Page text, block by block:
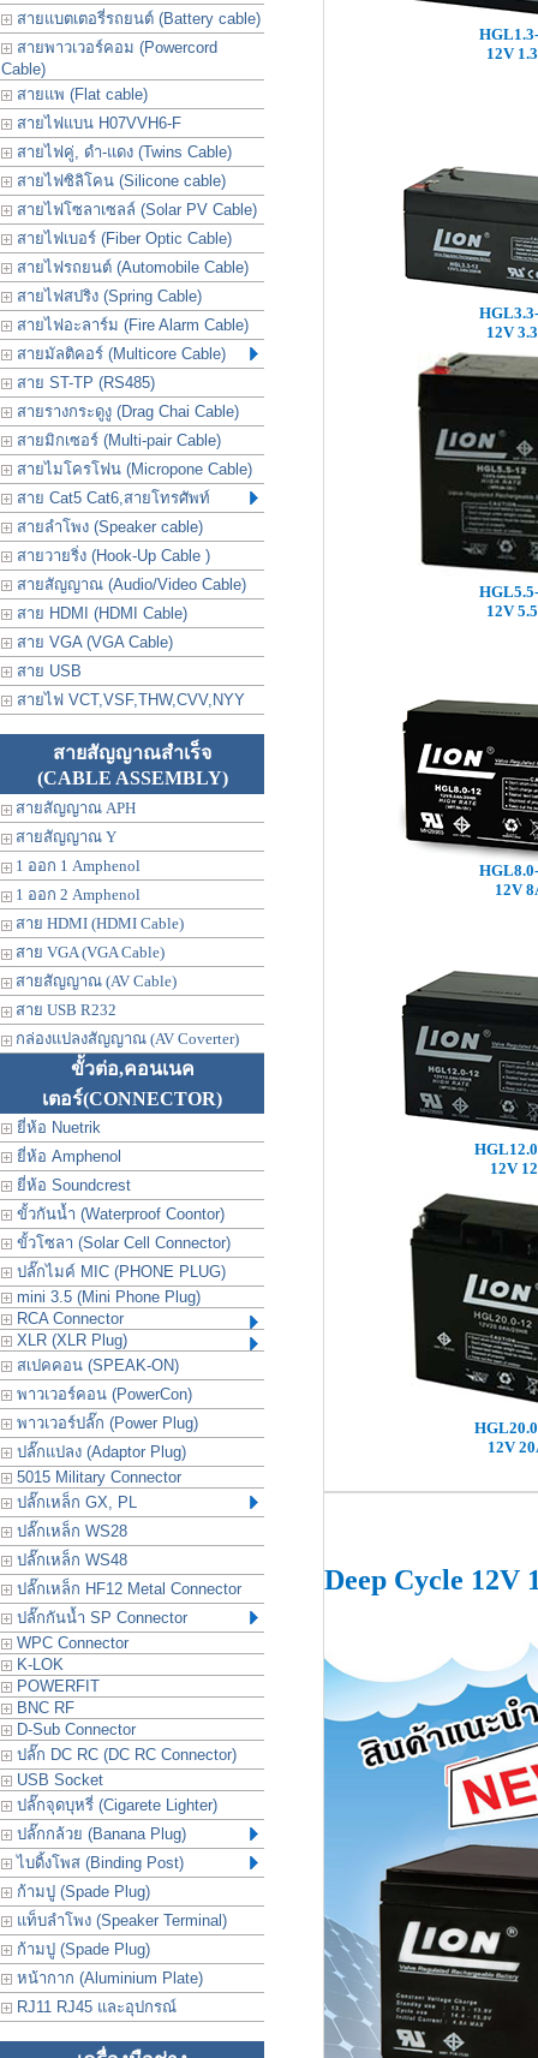
สายแบตเตอรี่รถยนต์ (Battery cable)
สายพาวเวอร์คอม (Powercord
Cable)
สายแพ (Flat cable)
สายไฟแบน H07VVH6-F
สายไฟคู่, ดำ-แดง (Twins Cable)
สายไฟซิลิโคน (Silicone cable)
สายไฟโซลาเซลล์ (Solar PV Cable)
สายไฟเบอร์ (Fiber Optic Cable)
สายไฟรถยนต์ (Automobile Cable)
สายไฟสปริง (Spring Cable)
สายไฟอะลาร์ม (Fire Alarm Cable)
สายมัลติคอร์ (Multicore Cable)
สาย ST-TP (RS485)
สายรางกระดูงู (Drag Chai Cable)
สายมิกเซอร์ (Multi-pair Cable)
สายไมโครโฟน (Micropone Cable)
สาย Cat5 Cat6,สายโทรศัพท์
สายลำโพง (Speaker cable)
สายวายริ่ง (Hook-Up Cable )
สายสัญญาณ (Audio/Video Cable)
สาย HDMI (HDMI Cable)
สาย VGA (VGA Cable)
สาย USB
สายไฟ VCT,VSF,THW,CVV,NYY
สายสัญญาณสำเร็จ
(CABLE ASSEMBLY)
สายสัญญาณ APH
สายสัญญาณ Y
1 ออก 1 Amphenol
1 ออก 2 Amphenol
สาย HDMI (HDMI Cable)
สาย VGA (VGA Cable)
สายสัญญาณ (AV Cable)
สาย USB R232
กล่องแปลงสัญญาณ (AV Coverter)
ขั้วต่อ,คอนเนค
เตอร์(CONNECTOR)
ยี่ห้อ Nuetrik
ยี่ห้อ Amphenol
ยี่ห้อ Soundcrest
ขั้วกันน้ำ (Waterproof Coontor)
ขั้วโซลา (Solar Cell Connector)
ปลั๊กไมค์ MIC (PHONE PLUG)
mini 3.5 (Mini Phone Plug)
RCA Connector
XLR (XLR Plug)
สเปคคอน (SPEAK-ON)
พาวเวอร์คอน (PowerCon)
พาวเวอร์ปลั๊ก (Power Plug)
ปลั๊กแปลง (Adaptor Plug)
5015 Military Connector
ปลั๊กเหล็ก GX, PL
ปลั๊กเหล็ก WS28
ปลั๊กเหล็ก WS48
ปลั๊กเหล็ก HF12 Metal Connector
ปลั๊กกันน้ำ SP Connector
WPC Connector
K-LOK
POWERFIT
BNC RF
D-Sub Connector
ปลั๊ก DC RC (DC RC Connector)
USB Socket
ปลั๊กจุดบุหรี่ (Cigarete Lighter)
ปลั๊กกล้วย (Banana Plug)
ไบดิ้งโพส (Binding Post)
ก้ามปู (Spade Plug)
แท็บลำโพง (Speaker Terminal)
ก้ามปู (Spade Plug)
หน้ากาก (Aluminium Plate)
RJ11 RJ45 และอุปกรณ์
12V
12V
12V
12V
12V
12V
Deep Cycle 12V